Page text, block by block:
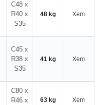
C48 x
R40 x
S35
48 kg Xem
C45 x
R38 x
S35
41 kg Xem
C80 x
R46 x
63 kg Xem